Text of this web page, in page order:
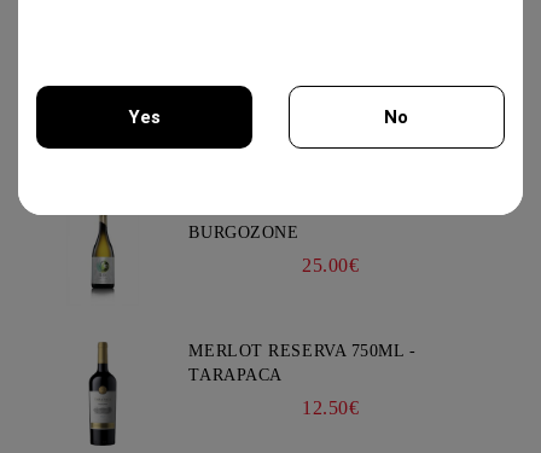
TREILLES DU LOUP" 750ML -
BURGOZONE
25.00€
MERLOT RESERVA 750ML -
TARAPACA
12.50€
Yes No